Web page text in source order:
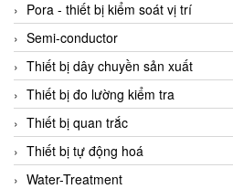
Flowserve
Fluke Process Instruments Vietnam
FMS Vietnam
FOKO / Wintriss
Fomotech Vietnam
Forbes Marshall
Pora - thiết bị kiểm soát vị trí
Semi-conductor
Thiết bị dây chuyền sản xuất
Thiết bị đo lường kiểm tra
Thiết bị quan trắc
Thiết bị tự động hoá
Water-Treatment